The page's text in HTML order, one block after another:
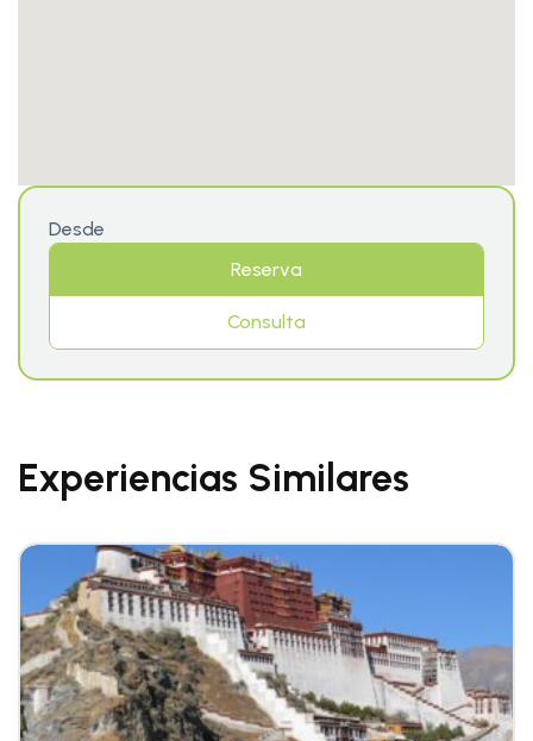
Desde
Reserva
Consulta
Experiencias Similares